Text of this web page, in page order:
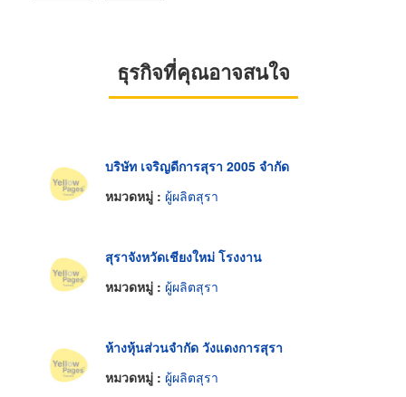
ธุรกิจที่คุณอาจสนใจ
บริษัท เจริญดีการสุรา 2005 จำกัด
หมวดหมู่ : ผู้ผลิตสุรา
สุราจังหวัดเชียงใหม่ โรงงาน
หมวดหมู่ : ผู้ผลิตสุรา
ห้างหุ้นส่วนจำกัด วังแดงการสุรา
หมวดหมู่ : ผู้ผลิตสุรา